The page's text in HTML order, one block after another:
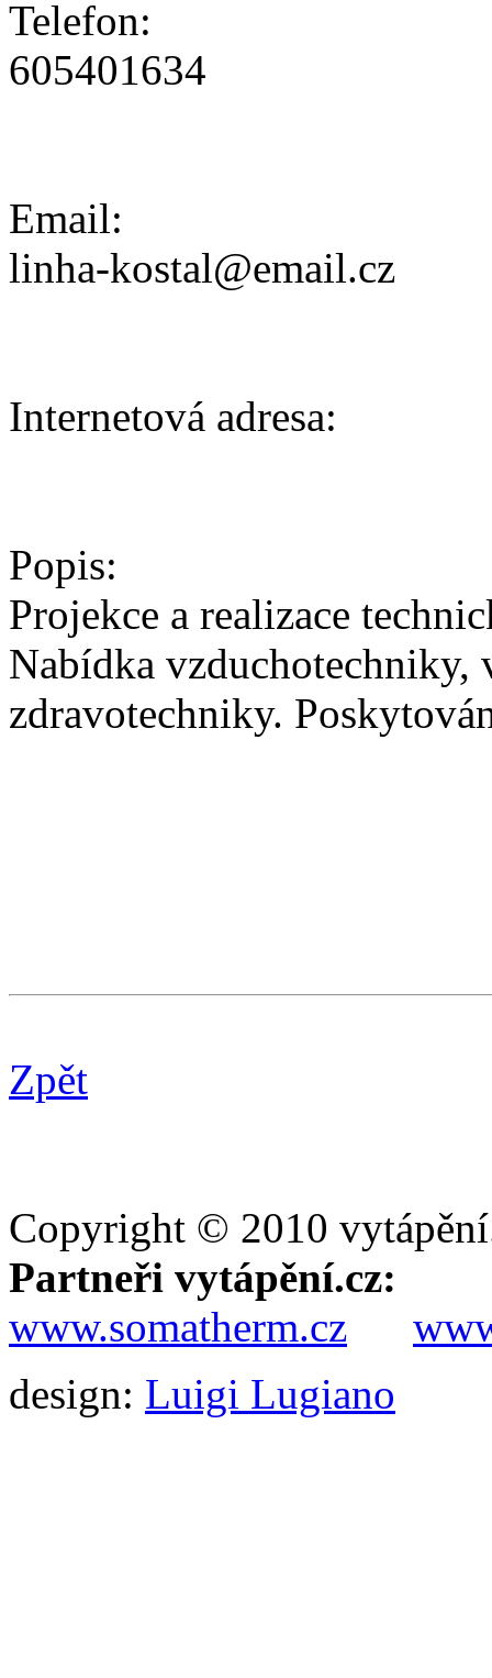
Telefon:
605401634
Email:
linha-kostal@email.cz
Internetová adresa:
Popis:
Projekce a realizace
Nabídka vzduchotechniky,
zdravotechniky.
Zpět
Copyright © 2010
Partneři vytápění.cz:
www.somatherm.cz
design: Luigi Lugiano